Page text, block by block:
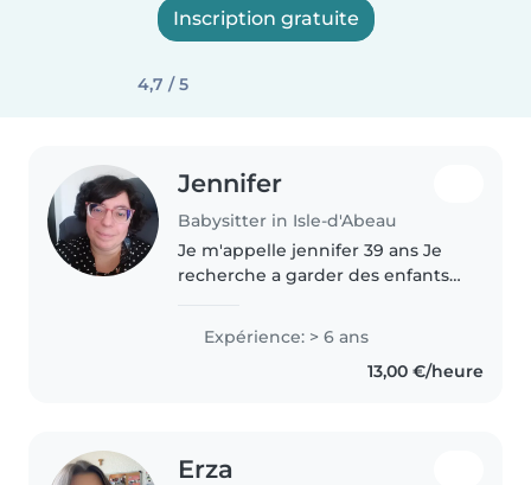
Inscription gratuite
4,7 / 5
Jennifer
Babysitter in Isle-d'Abeau
Je m'appelle jennifer 39 ans Je
recherche a garder des enfants a
ans service a domicile (scolaire
et handicap) Calme rigoureuse
patiente serieuse Disponible..
Expérience: > 6 ans
13,00 €/heure
Erza